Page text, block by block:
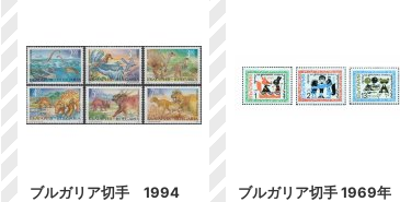
ブルガリア切手 1994
ブルガリア切手 1969年